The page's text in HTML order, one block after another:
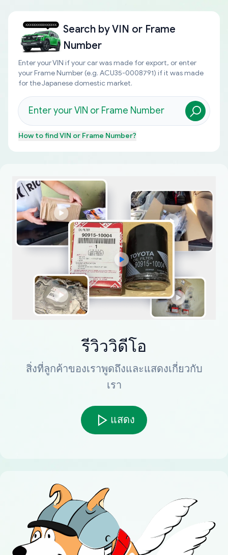
Search byVIN or Frame
Number
Enter your VIN if your car was made for export, or enter
your Frame Number (e.g. ACU35-0008791) if it was made
for the Japanese domestic market.
How to findVIN or Frame Number?
รีวิววิดีโอ
สิ่งที่ลูกค้าของเราพูดถึงและแสดงเกี่ยวกับ
เรา
แสดง